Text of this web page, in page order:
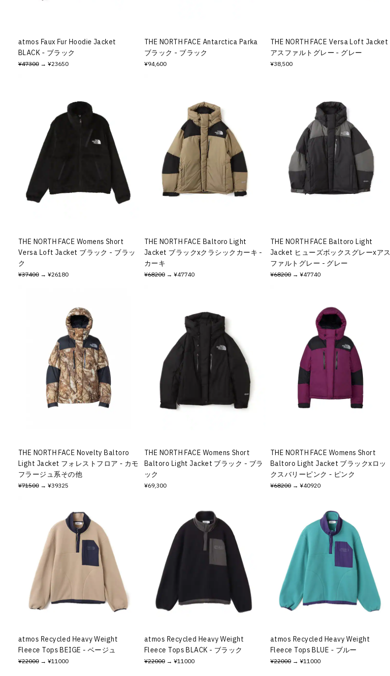
atmos Faux Fur Hoodie Jacket
BLACK - ブラック
¥47300 → ¥23650
THE NORTH FACE Antarctica Parka
ブラック - ブラック
¥94,600
THE NORTH FACE Versa Loft Jacket
アスファルトグレー - グレー
¥38,500
THE NORTH FACE Womens Short
Versa Loft Jacket ブラック - ブラッ
ク
¥37400 → ¥26180
THE NORTH FACE Baltoro Light
Jacket ブラックxクラシックカーキ -
カーキ
¥68200 → ¥47740
THE NORTH FACE Baltoro Light
Jacket ヒューズボックスグレーxアス
ファルトグレー - グレー
¥68200 → ¥47740
THE NORTH FACE Novelty Baltoro
Light Jacket フォレストフロア - カモ
フラージュ系その他
¥71500 → ¥39325
THE NORTH FACE Womens Short
Baltoro Light Jacket ブラック - ブラ
ック
¥69,300
THE NORTH FACE Womens Short
Baltoro Light Jacket ブラックxロッ
クスバリーピンク - ピンク
¥68200 → ¥40920
atmos Recycled Heavy Weight
Fleece Tops BEIGE - ベージュ
¥22000 → ¥11000
atmos Recycled Heavy Weight
Fleece Tops BLACK - ブラック
¥22000 → ¥11000
atmos Recycled Heavy Weight
Fleece Tops BLUE - ブルー
¥22000 → ¥11000